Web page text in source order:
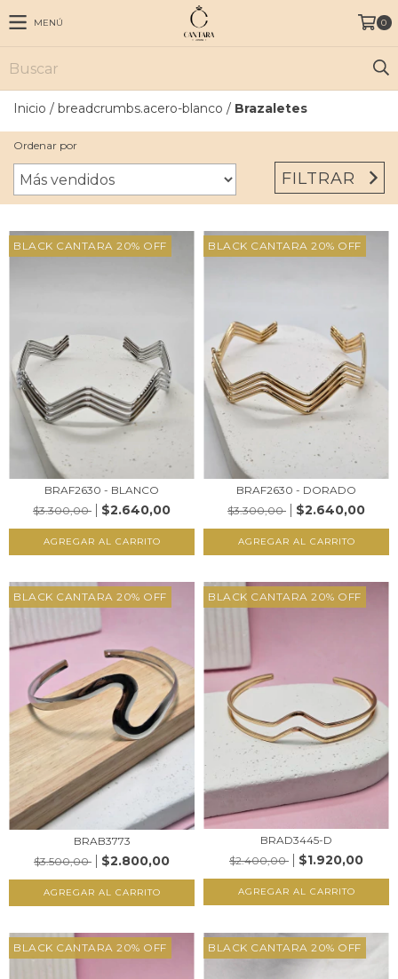
MENÚ 0
Inicio / breadcrumbs.acero-blanco / Brazaletes
Ordenar por
FILTRAR
BLACK CANTARA 20% OFF
BRAF2630 - BLANCO
$3.300,00
$2.640,00
AGREGAR AL CARRITO
BLACK CANTARA 20% OFF
BRAF2630 - DORADO
$3.300,00
$2.640,00
AGREGAR AL CARRITO
BLACK CANTARA 20% OFF
BRAB3773
$3.500,00
$2.800,00
AGREGAR AL CARRITO
BLACK CANTARA 20% OFF
BRAD3445-D
$2.400,00
$1.920,00
AGREGAR AL CARRITO
BLACK CANTARA 20% OFF BLACK CANTARA 20% OFF